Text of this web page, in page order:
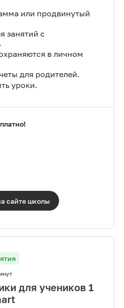
или продвинутый
занятий с
в личном
для родителей.
уроки.
сайте школы
для учеников 1